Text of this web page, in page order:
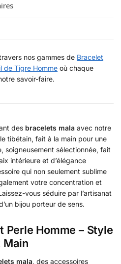
nos gammes de Bracelet
de Tigre Homme où chaque
savoir-faire.
des bracelets mala avec notre
tibétain, fait à la main pour une
soigneusement sélectionnée, fait
intérieure et d’élégance
qui non seulement sublime
votre concentration et
vous séduire par l’artisanat
bijou porteur de sens.
Perle Homme – Style
Main
mala, des accessoires